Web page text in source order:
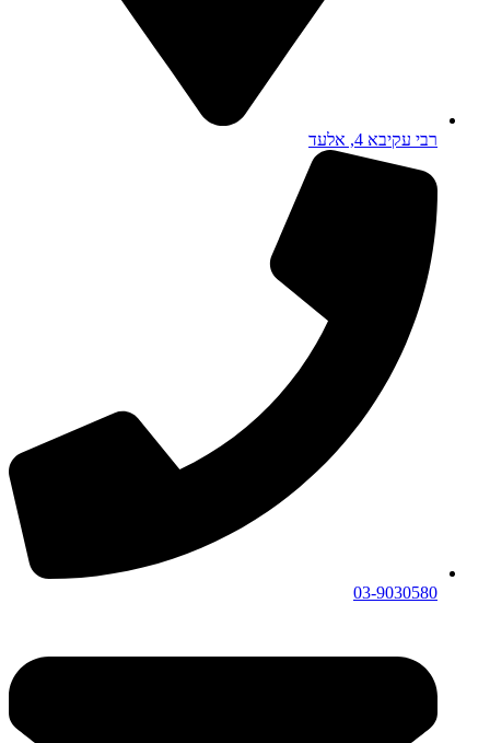
רבי עקיבא 4, אלעד
03-9030580